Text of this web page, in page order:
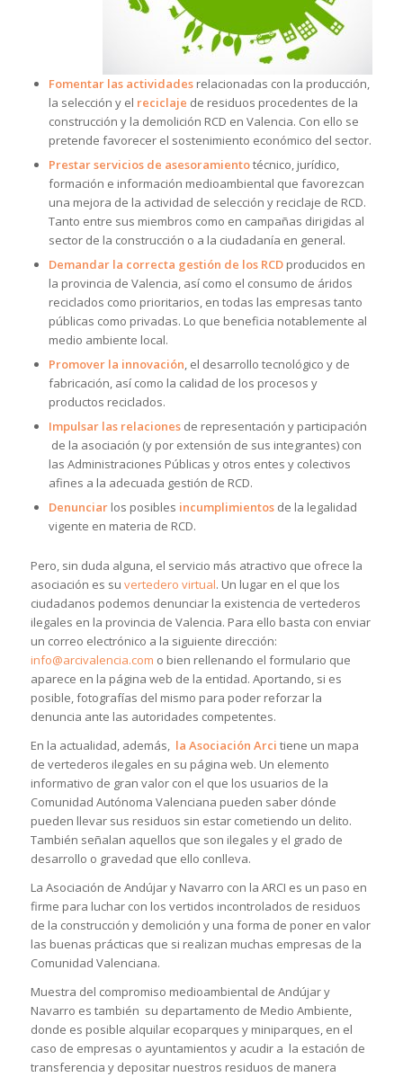
Fomentar las actividadesrelacionadas con la producción,
la selección y el reciclaje de residuos procedentes de la
construcción y la demolición RCD en Valencia. Con ello se
pretende favorecer el sostenimiento económico del sector.
Prestar servicios de asesoramientotécnico, jurídico,
formación e información medioambiental que favorezcan
una mejora de la actividad de selección y reciclaje de RCD.
Tanto entre sus miembros como en campañas dirigidas al
sector de la construcción o a la ciudadanía en general.
Demandar la correcta gestión de los RCDproducidos en
la provincia de Valencia, así como el consumo de áridos
reciclados como prioritarios, en todas las empresas tanto
públicas como privadas. Lo que beneficia notablemente al
medio ambiente local.
Promover la innovación, el desarrollo tecnológico y de
fabricación, así como la calidad de los procesos y
productos reciclados.
Impulsar las relacionesde representación y participación
de la asociación (y por extensión de sus integrantes) con
las Administraciones Públicas y otros entes y colectivos
afines a la adecuada gestión de RCD.
Denunciarlos posibles incumplimientosde la legalidad
vigente en materia de RCD.
Pero, sin duda alguna, el servicio más atractivo que ofrece la
asociación es su vertedero virtual. Un lugar en el que los
ciudadanos podemos denunciar la existencia de vertederos
ilegales en la provincia de Valencia. Para ello basta con enviar
un correo electrónico a la siguiente dirección:
info@arcivalencia.com o bien rellenando el formulario que
aparece en la página web de la entidad. Aportando, si es
posible, fotografías del mismo para poder reforzar la
denuncia ante las autoridades competentes.
En la actualidad, además, la Asociación Arci tiene un mapa
de vertederos ilegales en su página web. Un elemento
informativo de gran valor con el que los usuarios de la
Comunidad Autónoma Valenciana pueden saber dónde
pueden llevar sus residuos sin estar cometiendo un delito.
También señalan aquellos que son ilegales y el grado de
desarrollo o gravedad que ello conlleva.
La Asociación de Andújar y Navarro con la ARCI es un paso en
firme para luchar con los vertidos incontrolados de residuos
de la construcción y demolición y una forma de poner en valor
las buenas prácticas que si realizan muchas empresas de la
Comunidad Valenciana.
Muestra del compromiso medioambiental de Andújar y
Navarro es también su departamento de Medio Ambiente,
donde es posible alquilar ecoparques y miniparques, en el
caso de empresas o ayuntamientos y acudir a la estación de
transferencia y depositar nuestros residuos de manera